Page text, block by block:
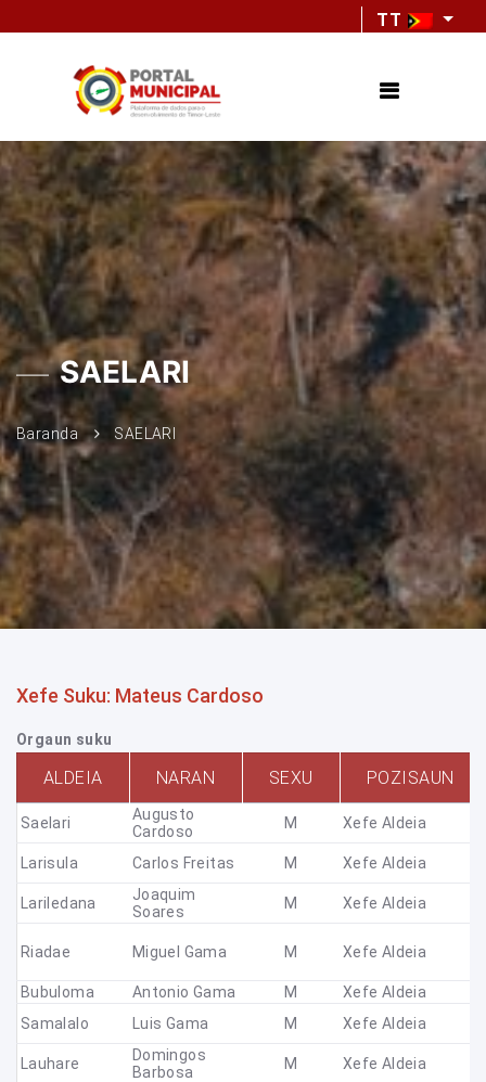
TT
SAELARI
Baranda SAELARI
Xefe Suku: Mateus Cardoso
Orgaun suku
ALDEIA NARAN SEXU POZISAUN
Saelari
Augusto
Cardoso
M Xefe Aldeia
Larisula Carlos Freitas M Xefe Aldeia
Lariledana
Joaquim
Soares
M Xefe Aldeia
Riadae Miguel Gama M Xefe Aldeia
Bubuloma Antonio Gama M
Xefe Aldeia
Samalalo
Luis Gama M Xefe Aldeia
Lauhare
Domingos
Barbosa
M Xefe Aldeia